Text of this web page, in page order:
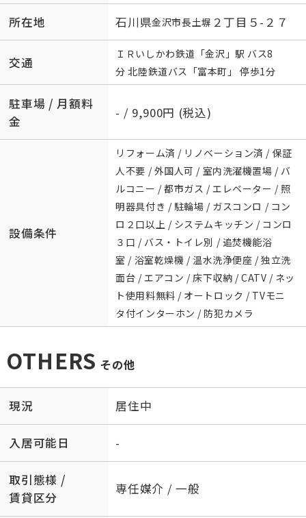
所在地 石川県金沢市長土塀 ２丁目５-２７
交通
ＩＲいしかわ鉄道 「金沢 」駅 バス8
分 北陸鉄道バス「富本町」 停歩1分
駐車場 / 月額料
金
- / 9,900円 (税込)
設備条件
リフォーム済 / リノベーション済 / 保証
人不要 / 外国人可 / 室内洗濯機置場 / バ
ルコニー / 都市ガス / エレベーター / 照
明器具付き / 駐輪場 / ガスコンロ / コン
ロ２口以上 / システムキッチン / コンロ
３口 / バス・トイレ別 / 追焚機能浴
室 / 浴室乾燥機 / 温水洗浄便座 / 独立洗
面台 / エアコン / 床下収納 / CATV / ネッ
ト使用料無料 / オートロック / TVモニ
タ付インターホン / 防犯カメラ
OTHERS その他
現況 居住中
入居可能日 -
取引態様 /
賃貸区分
専任媒介 / 一般